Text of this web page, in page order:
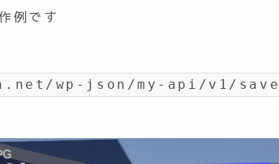
例です
wp-json/my-api/v1/save-